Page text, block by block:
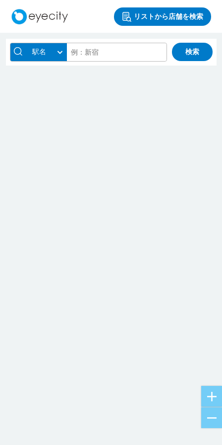
リストから店舗を検索
駅名 検索